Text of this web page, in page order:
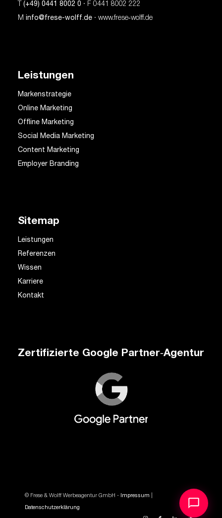
(+49) 0441 8002 0 · F 0441 8002 222
M info@frese-wolff.de· www.frese‑wolff.de
Leistungen
Markenstrategie
Online Marketing
Offline Marketing
Social Media Marketing
Content Marketing
Employer Branding
Sitemap
Leistungen
Referenzen
Wissen
Karriere
Kontakt
Zertifizierte Google Partner‑Agentur
© Frese & Wolff Werbeagentur GmbH - Impressum
Datenschutzerklärung